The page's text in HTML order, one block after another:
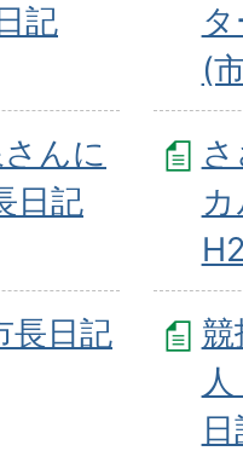
記
(
んに
日記
長日記